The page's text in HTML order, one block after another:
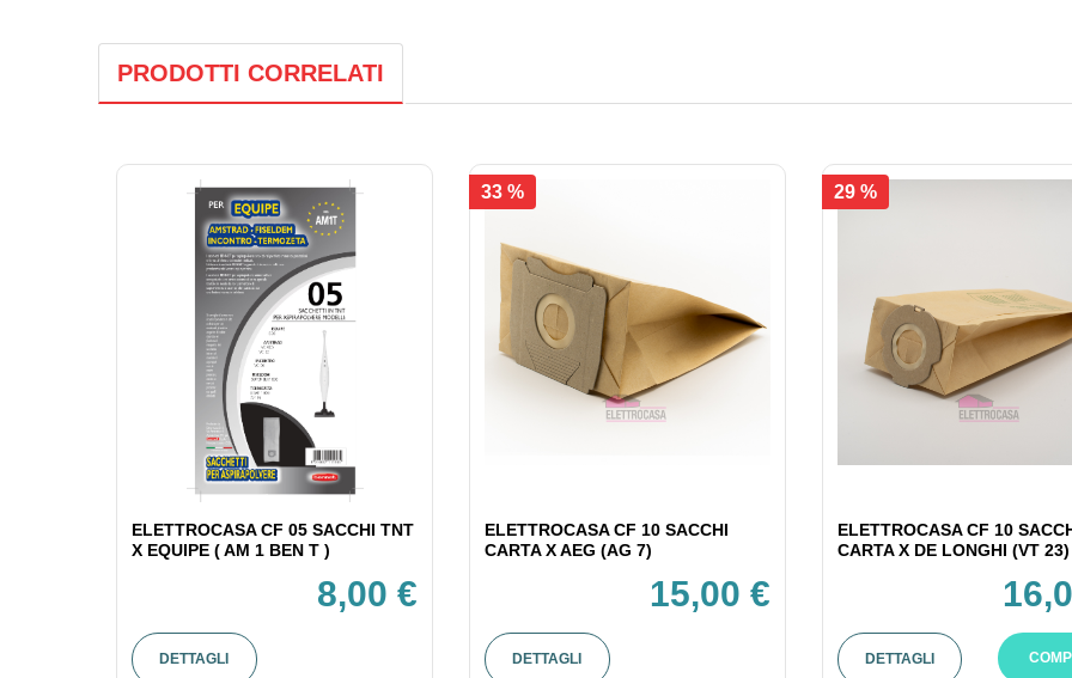
PRODOTTI CORRELATI
ELETTROCASA CF 05 SACCHI TNT
X EQUIPE ( AM 1 BEN T )
8,00 €
DETTAGLI
33 %
ELETTROCASA CF 10 SACCHI
CARTA X AEG (AG 7)
15,00 €
DETTAGLI
29 %
ELETTROCASA CF 10
CARTA X DE LONGHI (VT 23)
DETTAGLI